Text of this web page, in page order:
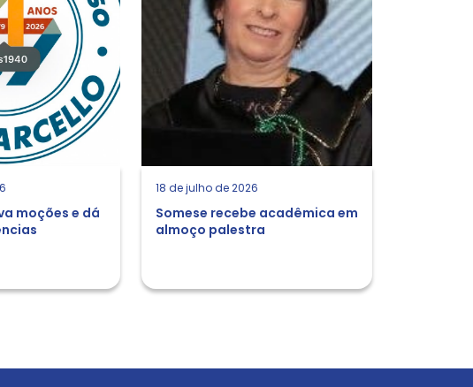
moções e dá
18 de julho de 2026
Somese recebe acadêmica em
almoço palestra